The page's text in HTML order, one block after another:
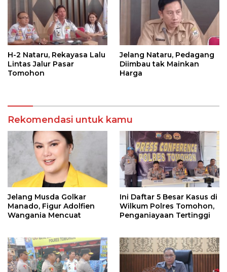
H-2 Nataru, Rekayasa Lalu
Lintas Jalur Pasar
Tomohon
Jelang Nataru, Pedagang
Diimbau tak Mainkan
Harga
Rekomendasi untuk kamu
Jelang Musda Golkar
Manado, Figur Adolfien
Wangania Mencuat
Ini Daftar 5 Besar Kasus di
Wilkum Polres Tomohon,
Penganiayaan Tertinggi